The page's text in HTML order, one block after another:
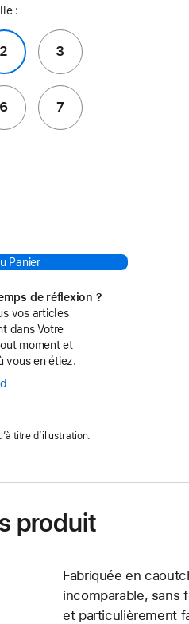
:
2 3
6 7
Panier
de réflexion ?
vos articles
dans Votre
moment et
vous en étiez.
titre d’illustration.
produit
Fabriquée en
incomparable, sans
et particulièrement